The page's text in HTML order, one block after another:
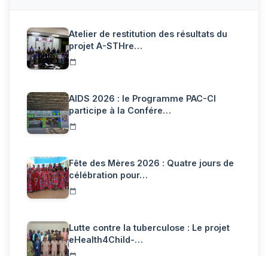
Atelier de restitution des résultats du
projet A-STHre…
AIDS 2026 : le Programme PAC-CI
participe à la Confére…
Fête des Mères 2026 : Quatre jours de
célébration pour…
Lutte contre la tuberculose : Le projet
eHealth4Child-…